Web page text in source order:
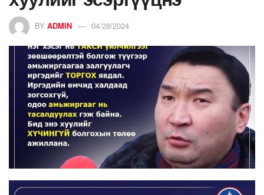
BY ADMIN 04/28/2024